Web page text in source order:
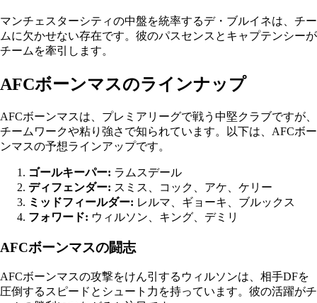
マンチェスターシティの中盤を統率するデ・ブルイネは、チー
ムに欠かせない存在です。彼のパスセンスとキャプテンシーが
チームを牽引します。
AFCボーンマスのラインナップ
AFCボーンマスは、プレミアリーグで戦う中堅クラブですが、
チームワークや粘り強さで知られています。以下は、AFCボー
ンマスの予想ラインアップです。
ゴールキーパー: ラムスデール
ディフェンダー: スミス、コック、アケ、ケリー
ミッドフィールダー: レルマ、ギョーキ、ブルックス
フォワード: ウィルソン、キング、デミリ
AFCボーンマスの闘志
AFCボーンマスの攻撃をけん引するウィルソンは、相手DFを
圧倒するスピードとシュート力を持っています。彼の活躍がチ